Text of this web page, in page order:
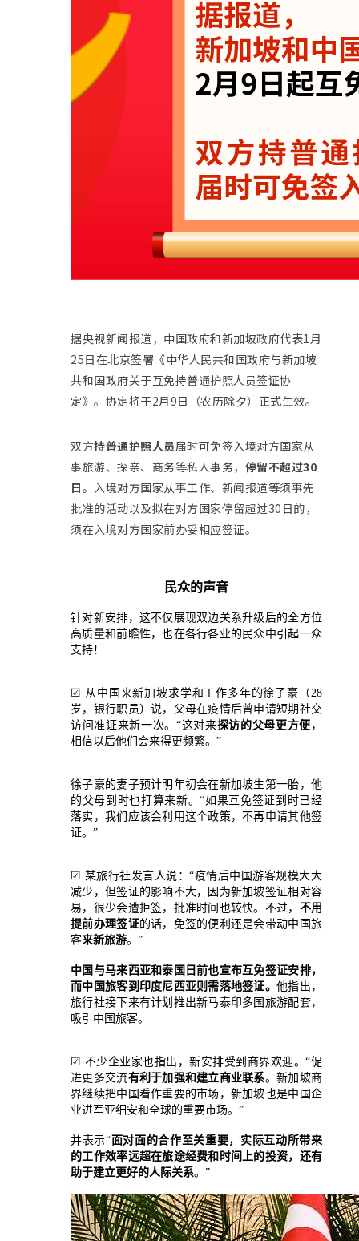
据央视新闻报道，中国政府和新加坡政府代表1月
25日在北京签署《中华人民共和国政府与新加坡
共和国政府关于互免持普通护照人员签证协
定》。协定将于2月9日（农历除夕）正式生效。
双方持普通护照人员届时可免签入境对方国家从
事旅游、探亲、商务等私人事务， 停留不超过30
日。入境对方国家从事工作、新闻报道等须事先
批准的活动以及拟在对方国家停留超过30日的，
须在入境对方国家前办妥相应签证。
民众的声音
针对新安排，这不仅展现双边关系升级后的全方位
高质量和前瞻性，也在各行各业的民众中引起一众
支持！
☑ 从中国来新加坡求学和工作多年的徐子豪（28
岁，银行职员）说，父母在疫情后曾申请短期社交
访问准证来新一次。“这对来探访的父母更方便 ，
相信以后他们会来得更频繁。”
徐子豪的妻子预计明年初会在新加坡生第一胎，他
的父母到时也打算来新。“如果互免签证到时已经
落实，我们应该会利用这个政策，不再申请其他签
证。”
☑ 某旅行社发言人说：“疫情后中国游客规模大大
减少，但签证的影响不大，因为新加坡签证相对容
易，很少会遭拒签，批准时间也较快。不过， 不用
提前办理签证的话，免签的便利还是会带动中国旅
客来新旅游。”
中国与马来西亚和泰国日前也宣布互免签证安排，
而中国旅客到印度尼西亚则需落地签证。他指出，
旅行社接下来有计划推出新马泰印多国旅游配套，
吸引中国旅客。
☑ 不少企业家也指出，新安排受到商界欢迎。“促
进更多交流有利于加强和建立商业联系。新加坡商
界继续把中国看作重要的市场，新加坡也是中国企
业进军亚细安和全球的重要市场。”
并表示“面对面的合作至关重要，实际互动所带来
的工作效率远超在旅途经费和时间上的投资，还有
助于建立更好的人际关系。”